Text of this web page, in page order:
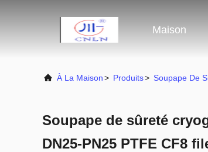
Maison
À La Maison> Produits> Soupape De
Soupape de sûreté
DN25-PN25 PTFE CF8